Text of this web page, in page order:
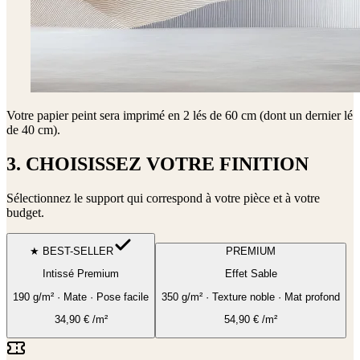
Votre papier peint sera imprimé en 2 lés de 60 cm (dont un dernier lé
de 40 cm).
3. CHOISISSEZ VOTRE FINITION
Sélectionnez le support qui correspond à votre pièce et à votre
budget.
★ BEST-SELLER
Intissé Premium
190 g/m² · Mate · Pose facile
34,90€/m²
PREMIUM
Effet Sable
350 g/m² · Texture noble · Mat profond
54,90 € /m²